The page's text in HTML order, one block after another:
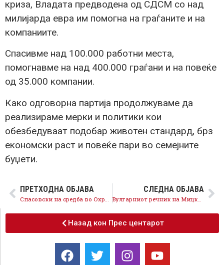
криза, Владата предводена од СДСМ со над
милијарда евра им помогна на граѓаните и на
компаниите.
Спасивме над 100.000 работни места,
помогнавме на над 400.000 граѓани и на повеќе
од 35.000 компании.
Како одговорна партија продолжуваме да
реализираме мерки и политики кои
обезбедуваат подобар животен стандард, брз
економски раст и повеќе пари во семејните
буџети.
ПРЕТХОДНА ОБЈАВА
Спасовски на средба во Охрид: Со СДСМ и Георгиевски продолжува развојот на Охрид, ја имаме најдобрата кадровска и програмска понуда
СЛЕДНА ОБЈАВА
Вулгарниот речник на Мицковски и Апасиев – две страни на иста монета
Назад кон Прес центарот